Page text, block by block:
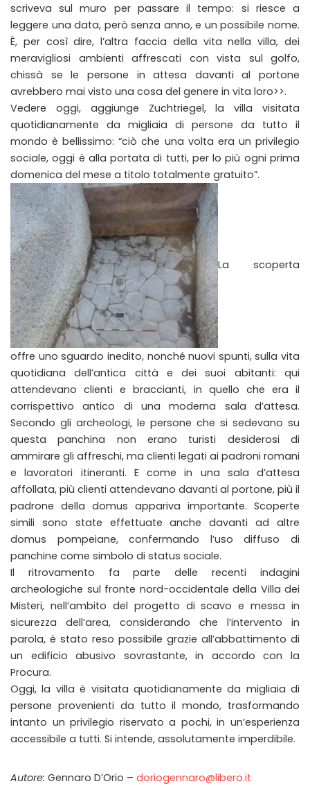
scriveva sul muro per passare il tempo: si riesce a
leggere una data, però senza anno, e un possibile nome.
È, per così dire, l’altra faccia della vita nella villa, dei
meravigliosi ambienti affrescati con vista sul golfo,
chissà se le persone in attesa davanti al portone
avrebbero mai visto una cosa del genere in vita loro>>.
Vedere oggi, aggiunge Zuchtriegel, la villa visitata
quotidianamente da migliaia di persone da tutto il
mondo è bellissimo: “ciò che una volta era un privilegio
sociale, oggi è alla portata di tutti, per lo più ogni prima
domenica del mese a titolo totalmente gratuito”.
La scoperta
offre uno sguardo inedito, nonché nuovi spunti, sulla vita
quotidiana dell’antica città e dei suoi abitanti: qui
attendevano clienti e braccianti, in quello che era il
corrispettivo antico di una moderna sala d’attesa.
Secondo gli archeologi, le persone che si sedevano su
questa panchina non erano turisti desiderosi di
ammirare gli affreschi, ma clienti legati ai padroni romani
e lavoratori itineranti. E come in una sala d’attesa
affollata, più clienti attendevano davanti al portone, più il
padrone della domus appariva importante. Scoperte
simili sono state effettuate anche davanti ad altre
domus pompeiane, confermando l’uso diffuso di
panchine come simbolo di status sociale.
Il ritrovamento fa parte delle recenti indagini
archeologiche sul fronte nord-occidentale della Villa dei
Misteri, nell’ambito del progetto di scavo e messa in
sicurezza dell’area, considerando che l’intervento in
parola, è stato reso possibile grazie all’abbattimento di
un edificio abusivo sovrastante, in accordo con la
Procura.
Oggi, la villa è visitata quotidianamente da migliaia di
persone provenienti da tutto il mondo, trasformando
intanto un privilegio riservato a pochi, in un’esperienza
accessibile a tutti. Si intende, assolutamente imperdibile.
Autore: Gennaro D’Orio – doriogennaro@libero.it